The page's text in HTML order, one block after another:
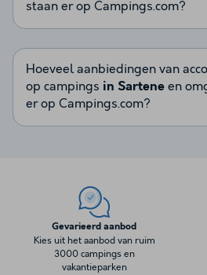
staan er op Campings.com?
Hoeveel aanbiedingen van
op campings in Sartene en
er op Campings.com?
Gevarieerd aanbod
Kies uit het aanbod van ruim
3000 campings en
vakantieparken